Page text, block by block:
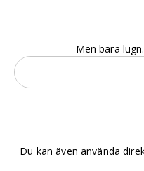
Men bara
Du kan även använda